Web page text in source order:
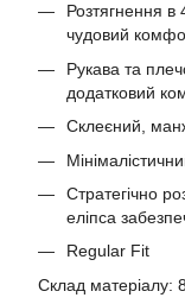
Розтягнення в
чудовий
Рукава та
додатковий
Склеєний,
Стратегічно
еліпса
Regular Fit
Склад матеріалу: